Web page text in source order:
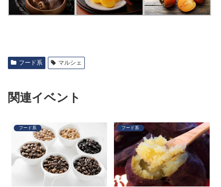
フード系 マルシェ
関連イベント
フード系 フード系